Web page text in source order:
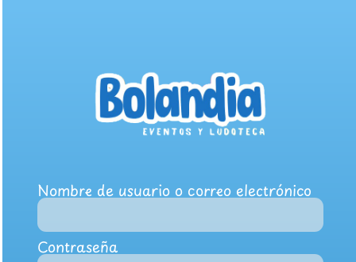
Nombre de usuario o correo electrónico
Contraseña